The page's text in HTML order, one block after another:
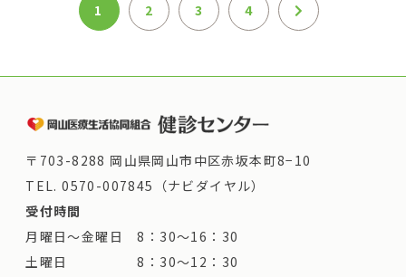
1 2 3 4
〒703-8288 岡山県岡山市中区赤坂本町8−10
TEL.0570-007845（ナビダイヤル）
受付時間
月曜日～金曜日 8：30～16：30
土曜日 8：30～12：30